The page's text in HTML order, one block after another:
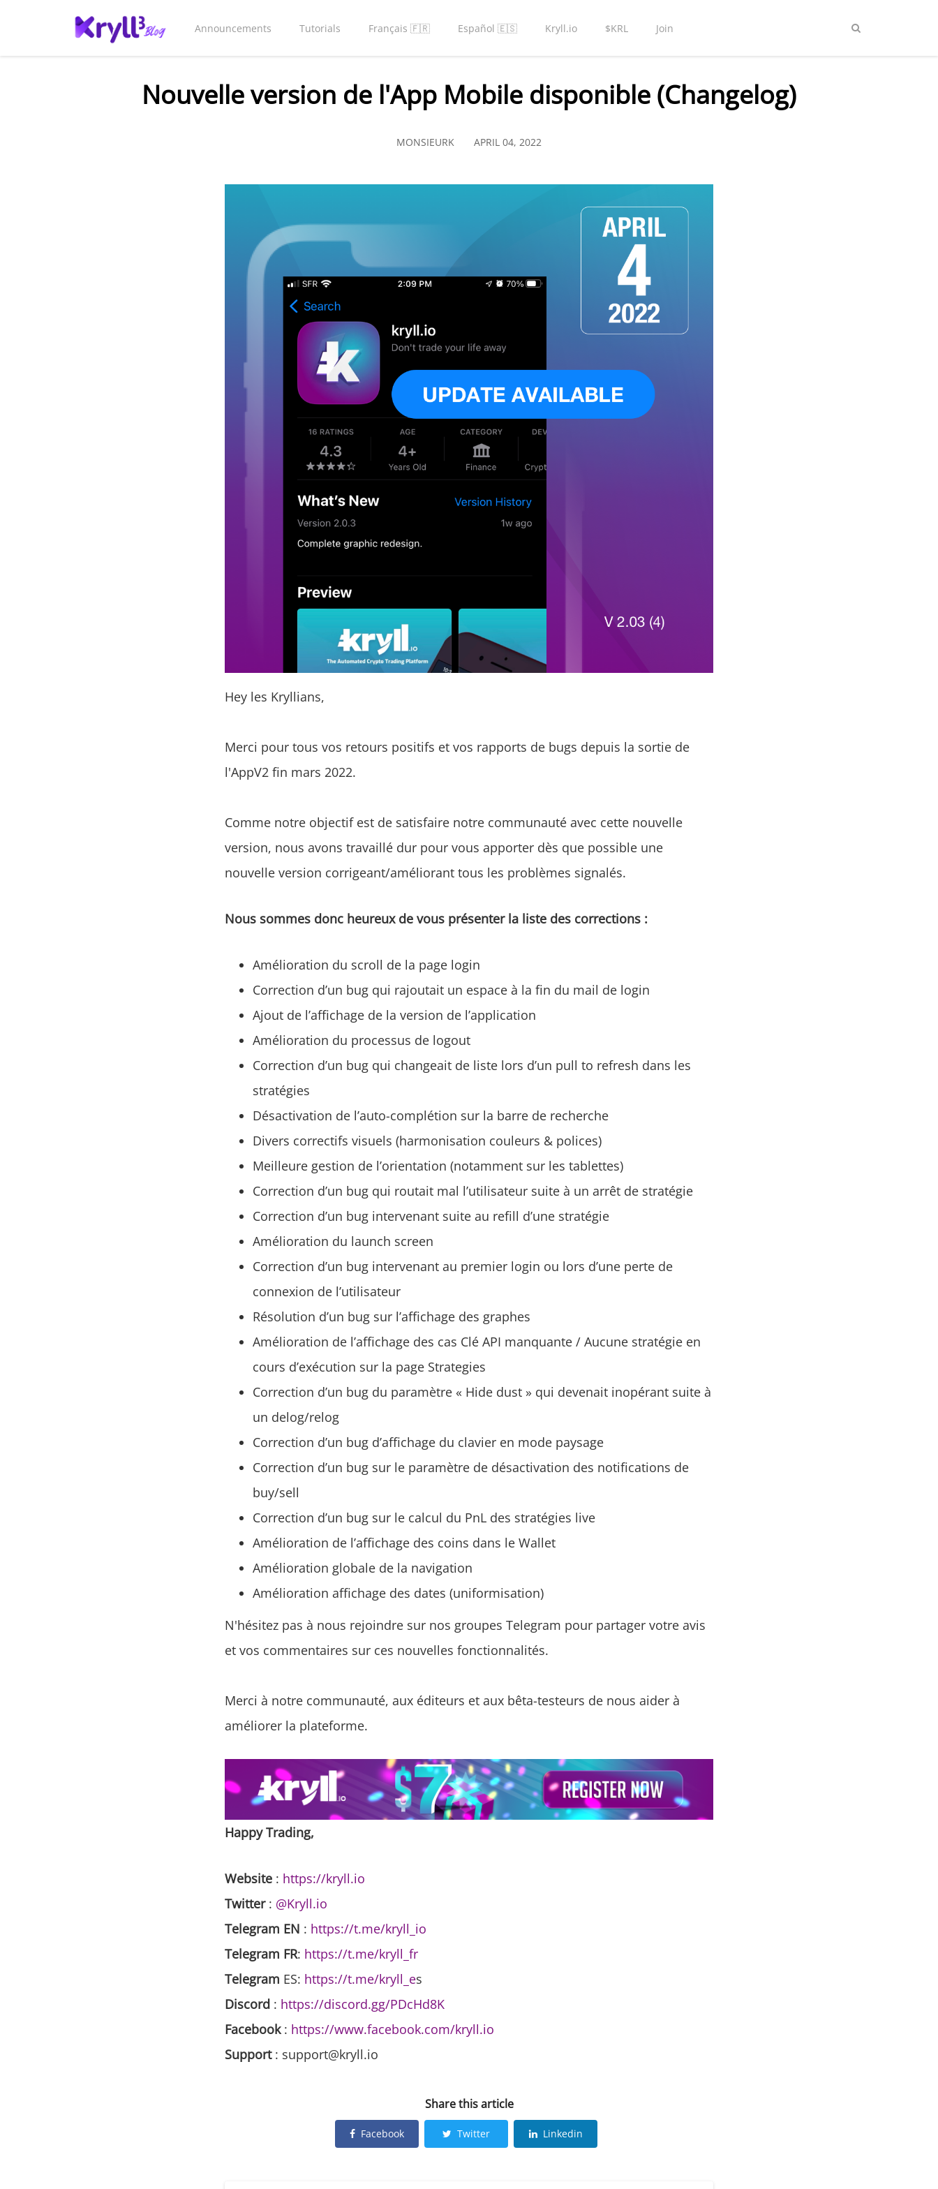
Announcements Tutorials Français 🇫🇷 Español 🇪🇸 Kryll.io $KRL Join
Nouvelle version de l'App Mobile disponible (Changelog)
MONSIEURK APRIL 04, 2022
Hey les Kryllians,
Merci pour tous vos retours positifs et vos rapports de bugs depuis la sortie de
l'AppV2 fin mars 2022.
Comme notre objectif est de satisfaire notre communauté avec cette nouvelle
version, nous avons travaillé dur pour vous apporter dès que possible une
nouvelle version corrigeant/améliorant tous les problèmes signalés.
Nous sommes donc heureux de vous présenter la liste des corrections :
Amélioration du scroll de la page login
Correction d’un bug qui rajoutait un espace à la fin du mail de login
Ajout de l’affichage de la version de l’application
Amélioration du processus de logout
Correction d’un bug qui changeait de liste lors d’un pull to refresh dans les
stratégies
Désactivation de l’auto-complétion sur la barre de recherche
Divers correctifs visuels (harmonisation couleurs & polices)
Meilleure gestion de l’orientation (notamment sur les tablettes)
Correction d’un bug qui routait mal l’utilisateur suite à un arrêt de stratégie
Correction d’un bug intervenant suite au refill d’une stratégie
Amélioration du launch screen
Correction d’un bug intervenant au premier login ou lors d’une perte de
connexion de l’utilisateur
Résolution d’un bug sur l’affichage des graphes
Amélioration de l’affichage des cas Clé API manquante / Aucune stratégie en
cours d’exécution sur la page Strategies
Correction d’un bug du paramètre « Hide dust » qui devenait inopérant suite à
un delog/relog
Correction d’un bug d’affichage du clavier en mode paysage
Correction d’un bug sur le paramètre de désactivation des notifications de
buy/sell
Correction d’un bug sur le calcul du PnL des stratégies live
Amélioration de l’affichage des coins dans le Wallet
Amélioration globale de la navigation
Amélioration affichage des dates (uniformisation)
N'hésitez pas à nous rejoindre sur nos groupes Telegram pour partager votre avis
et vos commentaires sur ces nouvelles fonctionnalités.
Merci à notre communauté, aux éditeurs et aux bêta-testeurs de nous aider à
améliorer la plateforme.
Happy Trading,
Website : https://kryll.io
Twitter: @Kryll.io
Telegram EN : https://t.me/kryll_io
Telegram FR: https://t.me/kryll_fr
Telegram ES: https://t.me/kryll_es
Discord : https://discord.gg/PDcHd8K
Facebook: https://www.facebook.com/kryll.io
Support: support@kryll.io
Share this article
Facebook Twitter Linkedin